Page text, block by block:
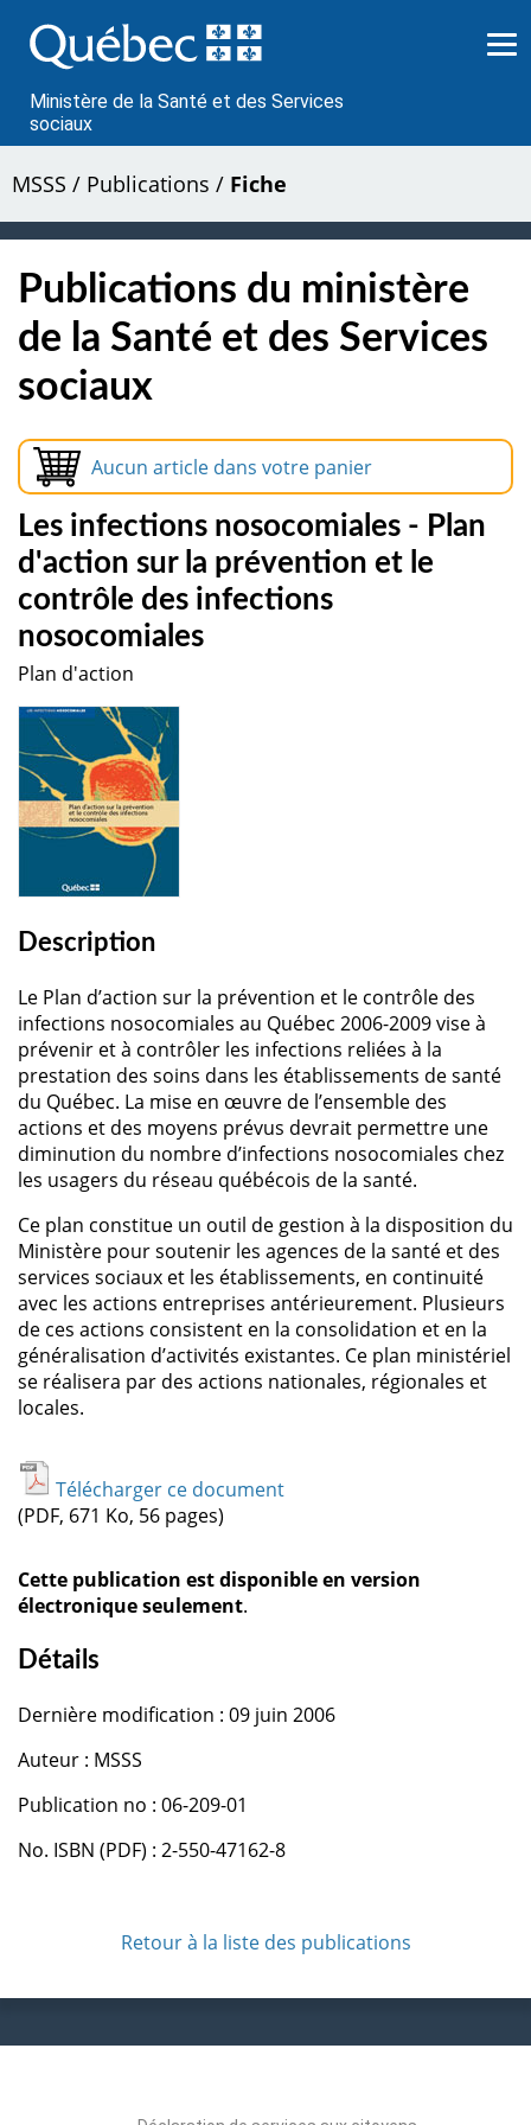
au
contenu
Ministère de la Santé et des Services
sociaux
MSSS / Publications / Fiche
Publications du ministère
de la Santé et des Services
sociaux
Aucun article dans votre panier
Les infections nosocomiales - Plan
d'action sur la prévention et le
contrôle des infections
nosocomiales
Plan d'action
Description
Le Plan d’action sur la prévention et le contrôle des
infections nosocomiales au Québec 2006-2009 vise à
prévenir et à contrôler les infections reliées à la
prestation des soins dans les établissements de santé
du Québec. La mise en œuvre de l’ensemble des
actions et des moyens prévus devrait permettre une
diminution du nombre d’infections nosocomiales chez
les usagers du réseau québécois de la santé.
Ce plan constitue un outil de gestion à la disposition du
Ministère pour soutenir les agences de la santé et des
services sociaux et les établissements, en continuité
avec les actions entreprises antérieurement. Plusieurs
de ces actions consistent en la consolidation et en la
généralisation d’activités existantes. Ce plan ministériel
se réalisera par des actions nationales, régionales et
locales.
Télécharger ce document
(PDF, 671 Ko, 56 pages)
Cette publication est disponible en version
électronique seulement.
Détails
Dernière modification : 09 juin 2006
Auteur : MSSS
Publication no : 06-209-01
No. ISBN (PDF) : 2-550-47162-8
Retour à la liste des publications